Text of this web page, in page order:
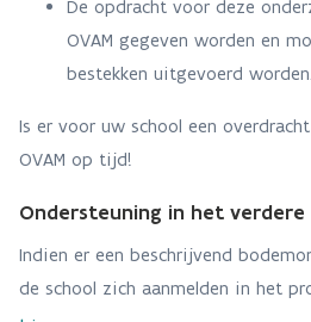
De opdracht voor deze
OVAM gegeven worden en
bestekken uitgevoerd
Is er voor uw school een
OVAM op tijd!
Ondersteuning in het
Indien er een beschrijvend
de school zich aanmelden in het